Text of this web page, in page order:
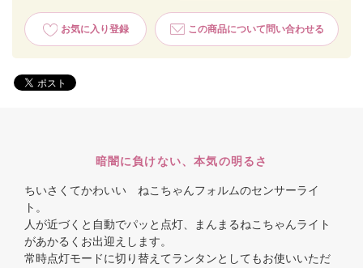
お気に入り登録 この商品について問い合わせる
暗闇に負けない、本気の明るさ
ちいさくてかわいい ねこちゃんフォルムのセンサーライ
ト。
人が近づくと自動でパッと点灯、まんまるねこちゃんライト
があかるくお出迎えします。
常時点灯モードに切り替えてランタンとしてもお使いいただ